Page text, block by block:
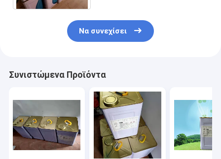
Να συνεχίσει
Συνιστώμενα Προϊόντα